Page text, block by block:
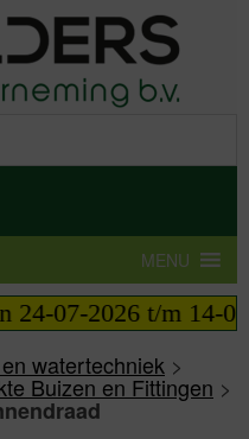
MENU
2026 t/m 14-08-
watertechniek >
Buizen en Fittingen >